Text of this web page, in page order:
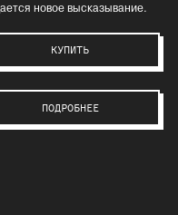
новое высказывание.
КУПИТЬ
ПОДРОБНЕЕ